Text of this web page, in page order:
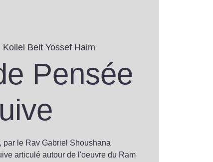
Kollel Beit Yossef Haim
Pensée
par le Rav Gabriel Shoushana
articulé autour de l'oeuvre du Ram